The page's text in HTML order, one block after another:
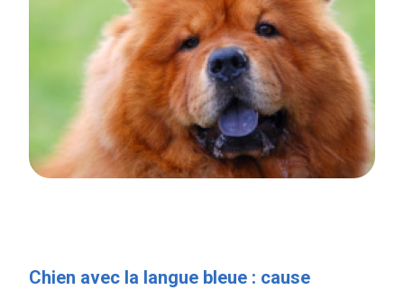
Chien avec la langue bleue : cause